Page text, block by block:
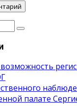
палате